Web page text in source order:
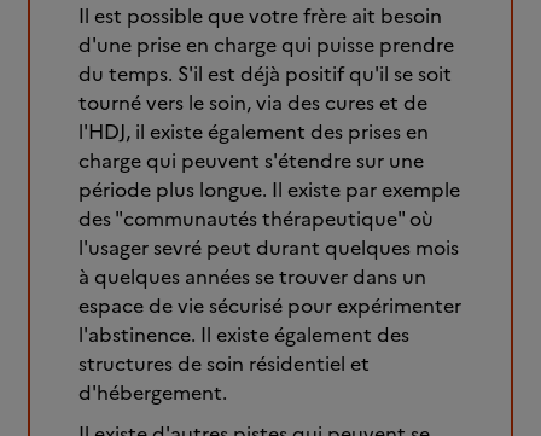
Il est possible que votre frère ait besoin
d'une prise en charge qui puisse prendre
du temps. S'il est déjà positif qu'il se soit
tourné vers le soin, via des cures et de
l'HDJ, il existe également des prises en
charge qui peuvent s'étendre sur une
période plus longue. Il existe par exemple
des "communautés thérapeutique" où
l'usager sevré peut durant quelques mois
à quelques années se trouver dans un
espace de vie sécurisé pour expérimenter
l'abstinence. Il existe également des
structures de soin résidentiel et
d'hébergement.